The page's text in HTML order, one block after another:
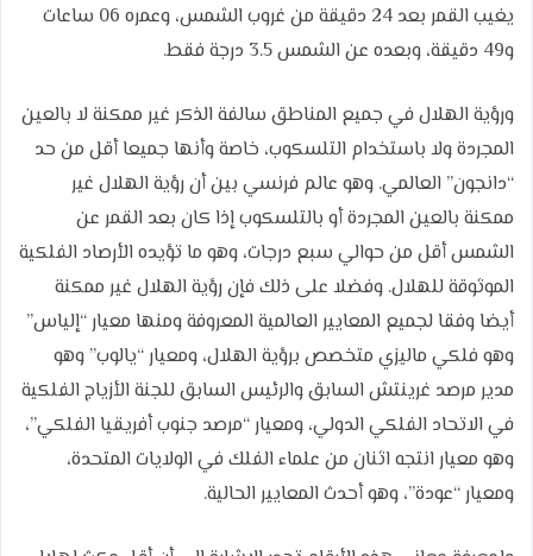
يغيب القمر بعد 24 دقيقة من غروب الشمس، وعمره 06 ساعات
و49 دقيقة، وبعده عن الشمس 3.5 درجة فقط.
ورؤية الهلال في جميع المناطق سالفة الذكر غير ممكنة لا بالعين
المجردة ولا باستخدام التلسكوب، خاصة وأنها جميعا أقل من حد
“دانجون” العالمي. وهو عالم فرنسي بين أن رؤية الهلال غير
ممكنة بالعين المجردة أو بالتلسكوب إذا كان بعد القمر عن
الشمس أقل من حوالي سبع درجات، وهو ما تؤيده الأرصاد الفلكية
الموثوقة للهلال. وفضلا على ذلك فإن رؤية الهلال غير ممكنة
أيضا وفقا لجميع المعايير العالمية المعروفة ومنها معيار “إلياس”
وهو فلكي ماليزي متخصص برؤية الهلال، ومعيار “يالوب” وهو
مدير مرصد غرينتش السابق والرئيس السابق للجنة الأزياج الفلكية
في الاتحاد الفلكي الدولي، ومعيار “مرصد جنوب أفريقيا الفلكي”،
وهو معيار انتجه اثنان من علماء الفلك في الولايات المتحدة،
ومعيار “عودة”، وهو أحدث المعايير الحالية.